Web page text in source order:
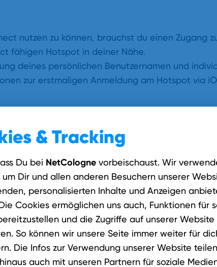
& Tracking
Du bei NetCologne vorbeischaust. Wir
um Dir und allen anderen Besuchern unserer
personalisierten Inhalte und Anzeigen
Cookies ermöglichen uns auch, Funktionen für
und die Zugriffe auf unserer Website
So können wir unsere Seite immer weiter für
Die Infos zur Verwendung unserer Website
auch mit unseren Partnern für soziale
nutzen zu können, brauchst du einen Zugang
fähigen Hotspot in deiner Nähe.
deines persönlichen Benutzernamen und
zur erstmaligen Anmeldung am Hotspot via
Passwort vergeben